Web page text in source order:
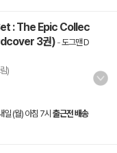
: The Epic Collec
3권) -도그맨 D
)
일 (월) 아침 7시 출근전 배송